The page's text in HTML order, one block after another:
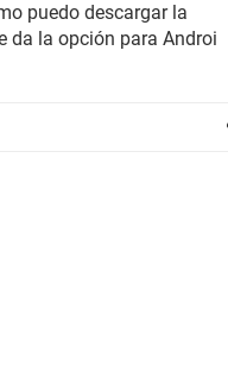
puedo descargar la
da la opción para Androi